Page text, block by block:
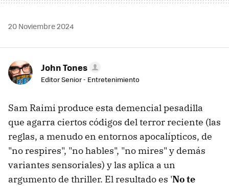
20 Noviembre 2024
John Tones
Editor Senior - Entretenimiento
Sam Raimi produce esta demencial pesadilla
que agarra ciertos códigos del terror reciente (las
reglas, a menudo en entornos apocalípticos, de
"no respires", "no hables", "no mires" y demás
variantes sensoriales) y las aplica a un
argumento de thriller. El resultado es 'No te